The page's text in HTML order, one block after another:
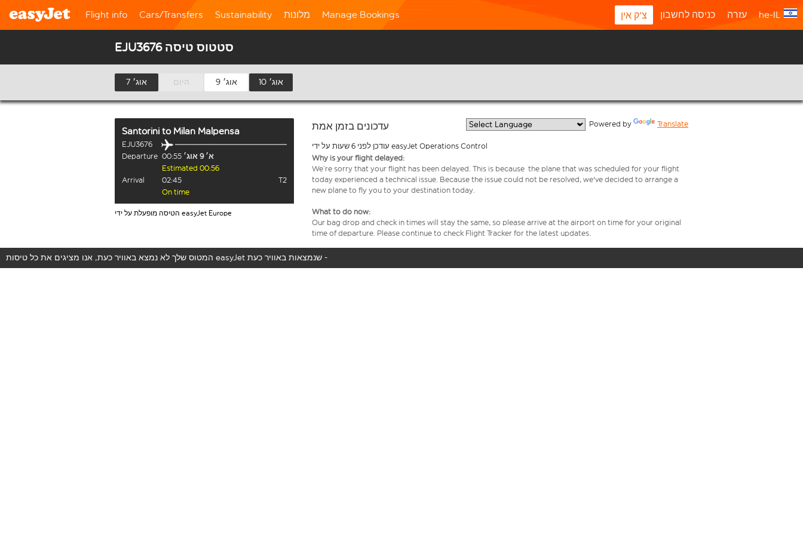
Flight info Cars/Transfers Sustainability מלונות Manage Bookings צ'ק אין כניסה לחשבון עזרה he-IL
EJU3676 סטטוס טיסה
7 אוג׳ היום 9 אוג׳ 10 אוג׳
Santorini to Milan Malpensa
EJU3676
Departure 00:55
א׳ 9 אוג׳
Estimated 00:56
Arrival
02:45
T2
On time
הטיסה מופעלת על ידי easyJet Europe
עדכונים בזמן אמת Powered by Translate
עודכן לפני 6 שעות על ידי easyJet Operations Control
Why is your flight delayed:
We’re sorry that your flight has been delayed. This is because the plane that was scheduled for your flight
today experienced a technical issue. Because the issue could not be resolved, we've decided to arrange a
new plane to fly you to your destination today.
What to do now:
Our bag drop and check in times will stay the same, so please arrive at the airport on time for your original
time of departure. Please continue to check Flight Tracker for the latest updates.
המטוס שלך לא נמצא באוויר כעת, אנו מציגים את כל טיסות easyJet שנמצאות באוויר כעת -